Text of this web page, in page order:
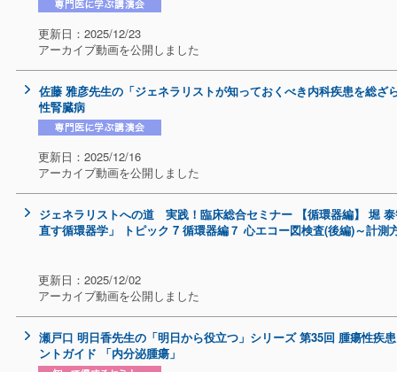
更新日：2025/12/23
アーカイブ動画を公開しました
佐藤 雅彦先生の「ジェネラリストが知っておくべき内科疾患を総ざ
性腎臓病
更新日：2025/12/16
アーカイブ動画を公開しました
ジェネラリストへの道 実践！臨床総合セミナー 【循環器編】 堀
直す循環器学」 トピック 7 循環器編７ 心エコー図検査(後編)～計測
更新日：2025/12/02
アーカイブ動画を公開しました
瀬戸口 明日香先生の「明日から役立つ」シリーズ 第35回 腫瘍性疾
ントガイド 「内分泌腫瘍」